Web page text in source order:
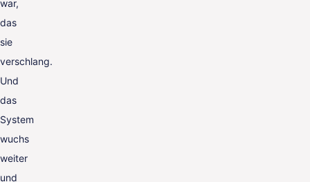
war,
das
sie
verschlang.
Und
das
System
wuchs
weiter
und